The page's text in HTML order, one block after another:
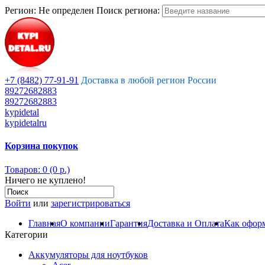
Регион: Не определен Поиск региона:
+7 (8482) 77-91-91 Доставка в любой регион России
89272682883
89272682883
kypidetal
kypidetalru
Корзина покупок
Товаров: 0 (0 р.)
Ничего не куплено!
Войти или зарегистрироваться
ГлавнаяО компанииГарантияДоставка и ОплатаКак
Категории
Аккумуляторы для ноутбуков